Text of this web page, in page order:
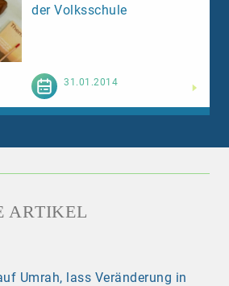
der Volksschule
31.01.2014
ARTIKEL
Umrah, lass Veränderung in